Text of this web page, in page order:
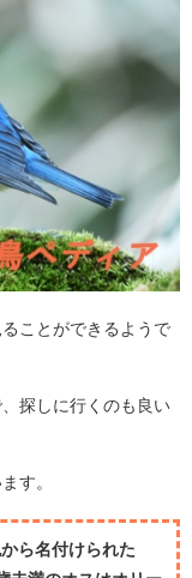
ことができるようで
探しに行くのも良い
す。
ら名付けられた